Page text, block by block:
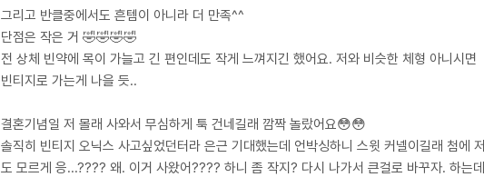
그리고 반클중에서도 흔템이 아니라 더 만족^^
단점은 작은 거 🤣🤣🤣🤣
전 상체 빈약에 목이 가늘고 긴 편인데도 작게 느껴지긴 했어요. 저와 비슷한 체형 아니시면
빈티지로 가는게 나을 듯..
​결혼기념일 저 몰래 사와서 무심하게 툭 건네길래 깜짝 놀랐어요😳😳
솔직히 빈티지 오닉스 사고싶었던터라 은근 기대했는데 언박싱하니 스윗 커넬이길래 첨에 저
도 모르게 응...???? 왜. 이거 사왔어???? 하니 좀 작지? 다시 나가서 큰걸로 바꾸자. 하는데